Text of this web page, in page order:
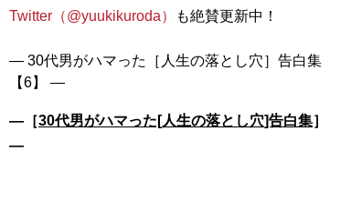
Twitter（@yuukikuroda）
も絶賛更新中！
― 30代男がハマった［人生の落とし穴］告白集
―［30代男がハマった[人生の落とし穴]告白集］
―